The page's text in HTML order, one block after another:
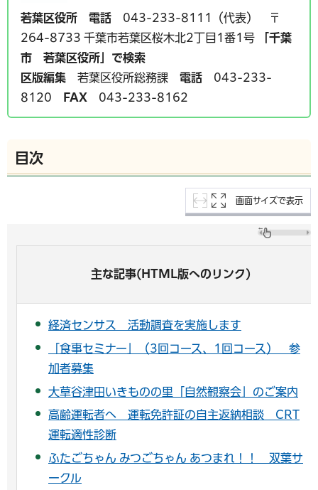
若葉区役所 電話 043-233-8111（代表） 〒
264-8733 千葉市若葉区桜木北2丁目1番1号
「千葉
市 若葉区役所」で検索
区版編集 若葉区役所総務課 電話 043-233-
8120
FAX 043-233-8162
目次
画面サイズで表示
主な記事(HTML版へのリンク)
経済センサス 活動調査を実施します
「食事セミナー」（3回コース、1回コース） 参
加者募集
大草谷津田いきものの里「自然観察会」のご案内
高齢運転者へ 運転免許証の自主返納相談 CRT
運転適性診断
ふたごちゃん みつごちゃん あつまれ！！ 双葉サ
ークル